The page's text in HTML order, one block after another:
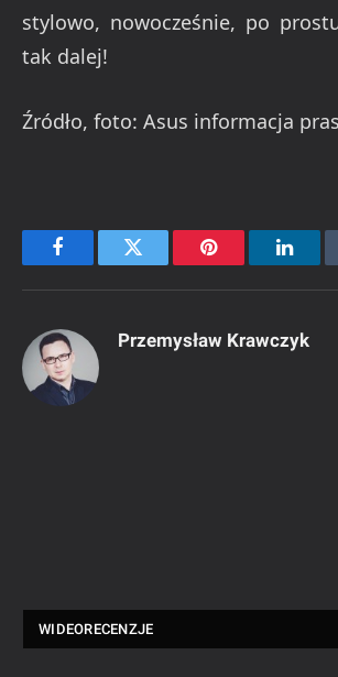
stylowo, nowocześnie, po
tak dalej!
Źródło, foto: Asus informacja
FacebookTwitter Pinterest
Przemysław Krawczyk
WIDEORECENZJE